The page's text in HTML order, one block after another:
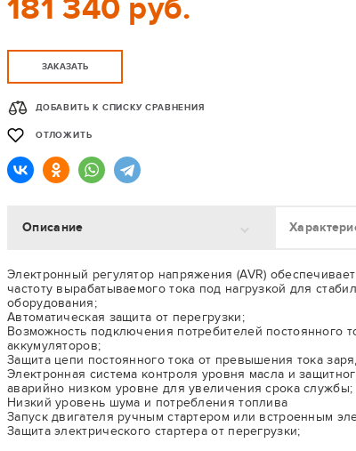
181 340 руб.
ЗАКАЗАТЬ
ДОБАВИТЬ К СПИСКУ СРАВНЕНИЯ
ОТЛОЖИТЬ
Описание
Электронный регулятор напряжения (AVR)
частоту вырабатываемого тока под нагрузкой для
оборудования;
Автоматическая защита от перегрузки;
Возможность подключения потребителей постоянного
аккумуляторов;
Защита цепи постоянного тока от превышения тока
Электронная система контроля уровня масла и
аварийно низком уровне для увеличения срока службы;
Низкий уровень шума и потребления топлива
Запуск двигателя ручным стартером или встроенным
Защита электрического стартера от перегрузки;